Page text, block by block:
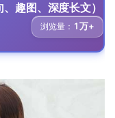
趣图、深度长文）
浏览量： 1万+